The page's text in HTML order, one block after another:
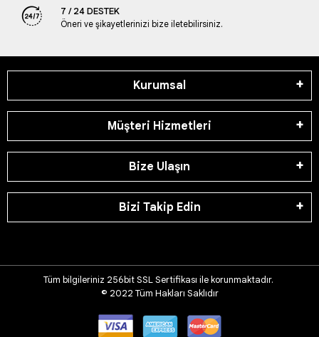
7 / 24 DESTEK
Öneri ve şikayetlerinizi bize iletebilirsiniz.
Kurumsal
Müşteri Hizmetleri
Bize Ulaşın
Bizi Takip Edin
Tüm bilgileriniz 256bit SSL Sertifikası ile korunmaktadır.
© 2022 Tüm Hakları Saklıdır